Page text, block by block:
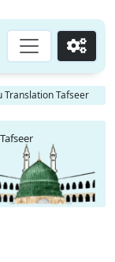
Go
Translation Tafseer